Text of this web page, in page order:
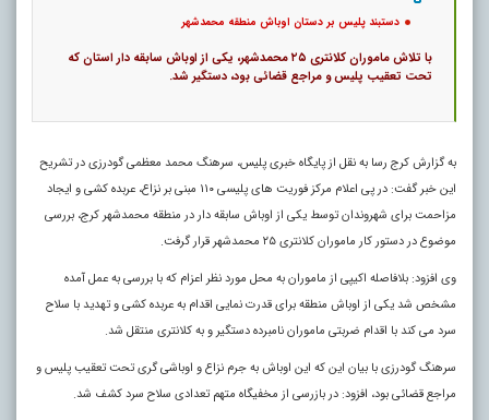
دستبند پلیس بر دستان اوباش منطقه محمدشهر
با تلاش ماموران کلانتری ۲۵ محمدشهر، یکی از اوباش سابقه دار استان که
تحت تعقیب پلیس و مراجع قضائی بود، دستگیر شد.
به گزارش کرج رسا به نقل از پایگاه خبری پلیس، سرهنگ محمد معظمی گودرزی در تشریح
این خبر گفت: در پی اعلام مرکز فوریت های پلیسی ۱۱۰ مبنی بر نزاع، عربده کشی و ایجاد
مزاحمت برای شهروندان توسط یکی از اوباش سابقه دار در منطقه محمدشهر کرج، بررسی
موضوع در دستور کار ماموران کلانتری ۲۵ محمدشهر قرار گرفت.
وی افزود: بلافاصله اکیپی از ماموران به محل مورد نظر اعزام که با بررسی به عمل آمده
مشخص شد یکی از اوباش منطقه برای قدرت نمایی اقدام به عربده کشی و تهدید با سلاح
سرد می کند با اقدام ضربتی ماموران نامبرده دستگیر و به کلانتری منتقل شد.
سرهنگ گودرزی با بیان این که این اوباش به جرم نزاع و اوباشی گری تحت تعقیب پلیس و
مراجع قضائی بود، افزود: در بازرسی از مخفیگاه متهم تعدادی سلاح سرد کشف شد.